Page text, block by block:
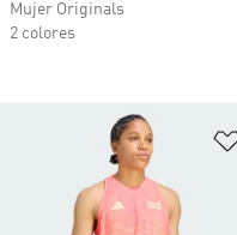
Mujer Originals
2 colores